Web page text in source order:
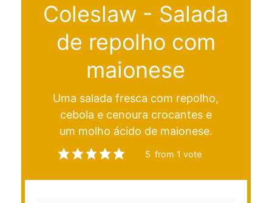
Coleslaw - Salada
de repolho com
maionese
Uma salada fresca com repolho,
cebola e cenoura crocantes e
um molho ácido de maionese.
5 from 1 vote